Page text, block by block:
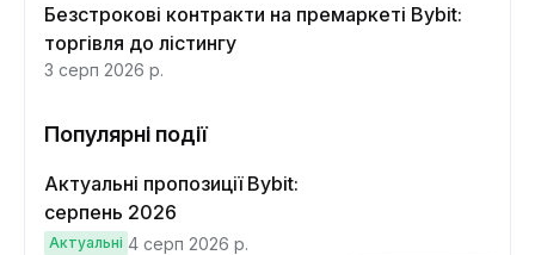
Безстрокові контракти на премаркеті Bybit:
торгівля до лістингу
3 серп 2026 р.
Популярні події
Актуальні пропозиції Bybit:
серпень 2026
Актуальні 4 серп 2026 р.